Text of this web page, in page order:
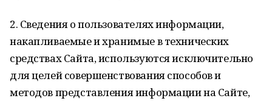
2. Сведения о пользователях информации,
накапливаемые и хранимые в технических
средствах Сайта, используются исключительно
для целей совершенствования способов и
методов представления информации на Сайте,